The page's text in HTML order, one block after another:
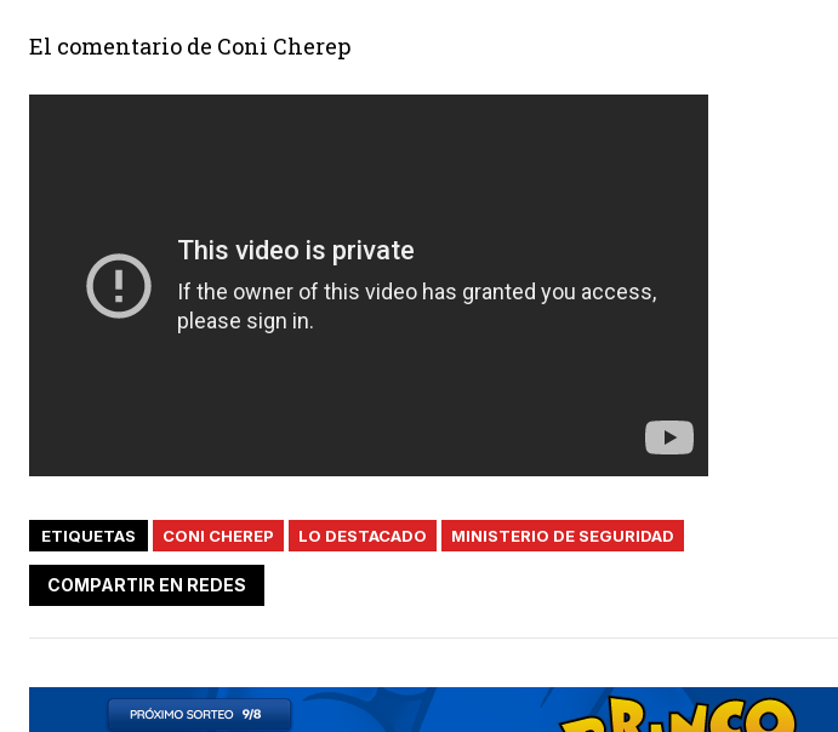
El comentario de Coni Cherep
ETIQUETAS CONI CHEREP LO DESTACADO MINISTERIO DE SEGURIDAD
COMPARTIR EN REDES